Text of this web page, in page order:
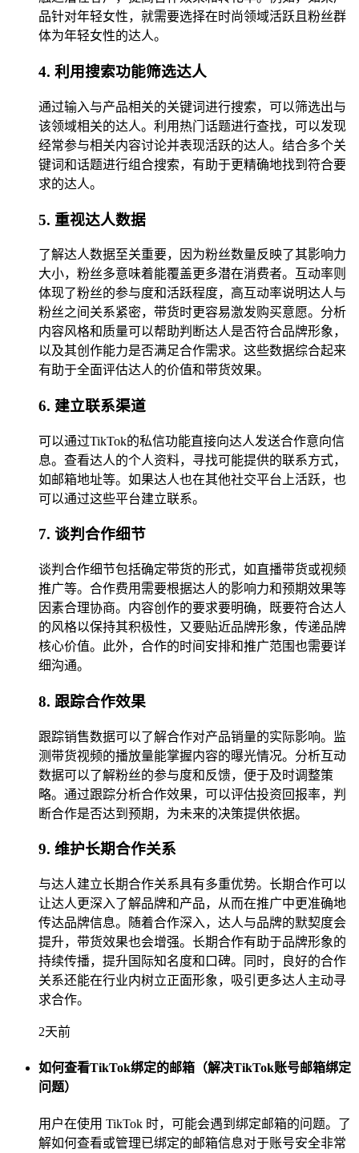
品针对年轻女性，就需要选择在时尚领域活跃且粉丝群
体为年轻女性的达人。
4. 利用搜索功能筛选达人
通过输入与产品相关的关键词进行搜索，可以筛选出与
该领域相关的达人。利用热门话题进行查找，可以发现
经常参与相关内容讨论并表现活跃的达人。结合多个关
键词和话题进行组合搜索，有助于更精确地找到符合要
求的达人。
5. 重视达人数据
了解达人数据至关重要，因为粉丝数量反映了其影响力
大小，粉丝多意味着能覆盖更多潜在消费者。互动率则
体现了粉丝的参与度和活跃程度，高互动率说明达人与
粉丝之间关系紧密，带货时更容易激发购买意愿。分析
内容风格和质量可以帮助判断达人是否符合品牌形象，
以及其创作能力是否满足合作需求。这些数据综合起来
有助于全面评估达人的价值和带货效果。
6. 建立联系渠道
可以通过TikTok的私信功能直接向达人发送合作意向信
息。查看达人的个人资料，寻找可能提供的联系方式，
如邮箱地址等。如果达人也在其他社交平台上活跃，也
可以通过这些平台建立联系。
7. 谈判合作细节
谈判合作细节包括确定带货的形式，如直播带货或视频
推广等。合作费用需要根据达人的影响力和预期效果等
因素合理协商。内容创作的要求要明确，既要符合达人
的风格以保持其积极性，又要贴近品牌形象，传递品牌
核心价值。此外，合作的时间安排和推广范围也需要详
细沟通。
8. 跟踪合作效果
跟踪销售数据可以了解合作对产品销量的实际影响。监
测带货视频的播放量能掌握内容的曝光情况。分析互动
数据可以了解粉丝的参与度和反馈，便于及时调整策
略。通过跟踪分析合作效果，可以评估投资回报率，判
断合作是否达到预期，为未来的决策提供依据。
9. 维护长期合作关系
与达人建立长期合作关系具有多重优势。长期合作可以
让达人更深入了解品牌和产品，从而在推广中更准确地
传达品牌信息。随着合作深入，达人与品牌的默契度会
提升，带货效果也会增强。长期合作有助于品牌形象的
持续传播，提升国际知名度和口碑。同时，良好的合作
关系还能在行业内树立正面形象，吸引更多达人主动寻
求合作。
2天前
如何查看TikTok绑定的邮箱（解决TikTok账号邮箱绑定
问题）
用户在使用 TikTok 时，可能会遇到绑定邮箱的问题。了
解如何查看或管理已绑定的邮箱信息对于账号安全非常